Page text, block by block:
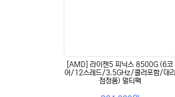
[AMD] 라이젠5 피닉스 8500G (6코
어/12스레드/3.5GHz/쿨러포함/대리
점정품) 멀티팩